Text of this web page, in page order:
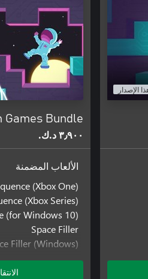
الإصدار
Games Bundle
٣٫٩٠٠ د.ك.‏
الألعاب المضمنة
(Xbox One)
(Xbox Series)
(for Windows 10)
Space Filler
Filler (Windows)
Filler (Xbox One)